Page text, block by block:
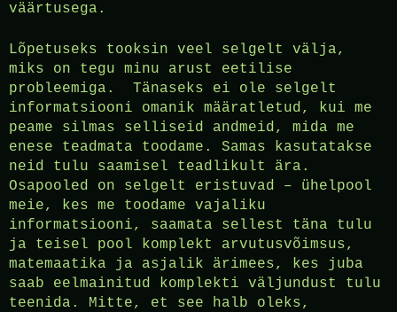
väärtusega.
Lõpetuseks tooksin veel selgelt välja,
miks on tegu minu arust eetilise
probleemiga. Tänaseks ei ole selgelt
informatsiooni omanik määratletud, kui me
peame silmas selliseid andmeid, mida me
enese teadmata toodame. Samas kasutatakse
neid tulu saamisel teadlikult ära.
Osapooled on selgelt eristuvad – ühelpool
meie, kes me toodame vajaliku
informatsiooni, saamata sellest täna tulu
ja teisel pool komplekt arvutusvõimsus,
matemaatika ja asjalik ärimees, kes juba
saab eelmainitud komplekti väljundust tulu
teenida. Mitte, et see halb oleks,